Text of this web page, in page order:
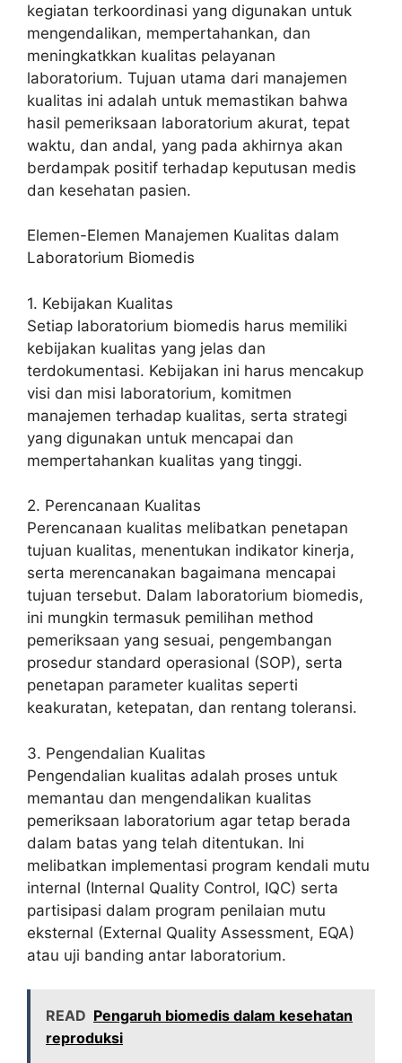
kegiatan terkoordinasi yang digunakan untuk
mengendalikan, mempertahankan, dan
meningkatkkan kualitas pelayanan
laboratorium. Tujuan utama dari manajemen
kualitas ini adalah untuk memastikan bahwa
hasil pemeriksaan laboratorium akurat, tepat
waktu, dan andal, yang pada akhirnya akan
berdampak positif terhadap keputusan medis
dan kesehatan pasien.
Elemen-Elemen Manajemen Kualitas dalam
Laboratorium Biomedis
1. Kebijakan Kualitas
Setiap laboratorium biomedis harus memiliki
kebijakan kualitas yang jelas dan
terdokumentasi. Kebijakan ini harus mencakup
visi dan misi laboratorium, komitmen
manajemen terhadap kualitas, serta strategi
yang digunakan untuk mencapai dan
mempertahankan kualitas yang tinggi.
2. Perencanaan Kualitas
Perencanaan kualitas melibatkan penetapan
tujuan kualitas, menentukan indikator kinerja,
serta merencanakan bagaimana mencapai
tujuan tersebut. Dalam laboratorium biomedis,
ini mungkin termasuk pemilihan method
pemeriksaan yang sesuai, pengembangan
prosedur standard operasional (SOP), serta
penetapan parameter kualitas seperti
keakuratan, ketepatan, dan rentang toleransi.
3. Pengendalian Kualitas
Pengendalian kualitas adalah proses untuk
memantau dan mengendalikan kualitas
pemeriksaan laboratorium agar tetap berada
dalam batas yang telah ditentukan. Ini
melibatkan implementasi program kendali mutu
internal (Internal Quality Control, IQC) serta
partisipasi dalam program penilaian mutu
eksternal (External Quality Assessment, EQA)
atau uji banding antar laboratorium.
READ Pengaruh biomedis dalam kesehatan
reproduksi